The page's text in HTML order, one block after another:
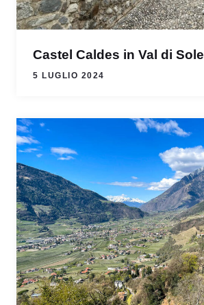
Castel Caldes in Val di Sole
5 LUGLIO 2024